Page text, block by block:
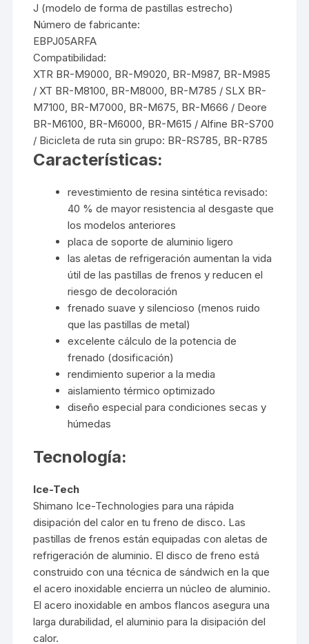
J (modelo de forma de pastillas estrecho)
Número de fabricante:
EBPJ05ARFA
Compatibilidad:
XTR BR-M9000, BR-M9020, BR-M987, BR-M985
/ XT BR-M8100, BR-M8000, BR-M785 / SLX BR-
M7100, BR-M7000, BR-M675, BR-M666 / Deore
BR-M6100, BR-M6000, BR-M615 / Alfine BR-S700
/ Bicicleta de ruta sin grupo: BR-RS785, BR-R785
Características:
revestimiento de resina sintética revisado:
40 % de mayor resistencia al desgaste que
los modelos anteriores
placa de soporte de aluminio ligero
las aletas de refrigeración aumentan la vida
útil de las pastillas de frenos y reducen el
riesgo de decoloración
frenado suave y silencioso (menos ruido
que las pastillas de metal)
excelente cálculo de la potencia de
frenado (dosificación)
rendimiento superior a la media
aislamiento térmico optimizado
diseño especial para condiciones secas y
húmedas
Tecnología:
Ice-Tech
Shimano Ice-Technologies para una rápida
disipación del calor en tu freno de disco. Las
pastillas de frenos están equipadas con aletas de
refrigeración de aluminio. El disco de freno está
construido con una técnica de sándwich en la que
el acero inoxidable encierra un núcleo de aluminio.
El acero inoxidable en ambos flancos asegura una
larga durabilidad, el aluminio para la disipación del
calor.